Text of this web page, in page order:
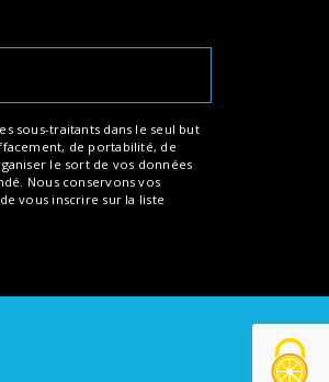
sous-traitants dans le seul but
de portabilité, de
le sort de vos données
Nous conservons vos
vous inscrire sur la liste